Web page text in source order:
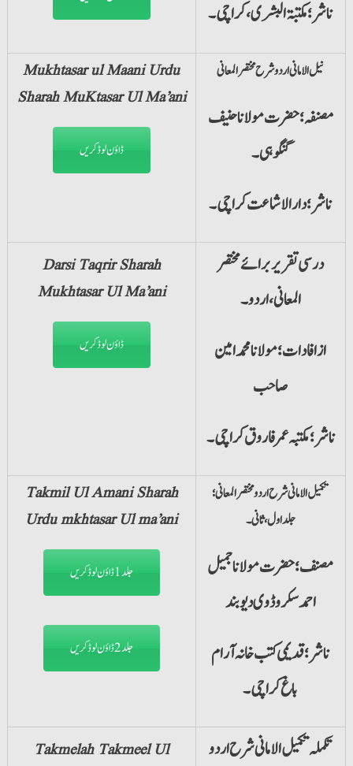
ناشر؛ مکتبۃ البشری،کراچی۔
Mukhtasar ul Maani Urdu
Sharah MuKtasar Ul Ma’ani
ڈاؤن لوڈ کریں
نیل الامانی اردو شرح مختصرالمعانی
مصنفہ؛ حضرت مولانا حنیف
گنگوہی۔
ناشر؛ دارالاشاعت کراچی۔
Darsi Taqrir Sharah
Mukhtasar Ul Ma’ani
ڈاؤن لوڈ کریں
درسی تقریر برائے مختصر
المعانی ،اردو ۔
ازافادات؛ مولانا محمد امین
صاحب
ناشر؛ مکتبہ عمر فاروق کراچی۔
Takmil Ul Amani Sharah
Urdu mkhtasar Ul ma’ani
جلد1 ڈاؤن لوڈ کریں
جلد2 ڈاؤن لوڈ کریں
تکمیل الامانی شرح اردو مختصر المعانی؛
جلداول،ثانی۔
مصنف؛ حضرت مولانا جمیل
احمد سکروڈوی دیوبند
ناشر؛ قدیمی کتب خانہ آرام
باغ کراچی۔
Takmelah Takmeel Ul
تکملہ تکمیل الامانی شرح اردو